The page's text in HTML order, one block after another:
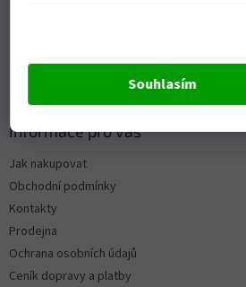
Souhlasím
Informace pro vás
Jak nakupovat
Obchodní podmínky
Kontakty
Prodejna
Ochrana osobních údajů
Ceník dopravy a platby